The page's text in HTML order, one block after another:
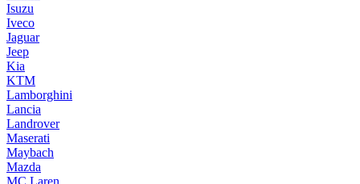
Isuzu
Iveco
Jaguar
Jeep
Kia
KTM
Lamborghini
Lancia
Landrover
Maserati
Maybach
Mazda